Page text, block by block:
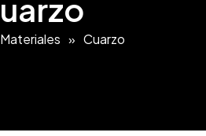
Materiales » Cuarzo